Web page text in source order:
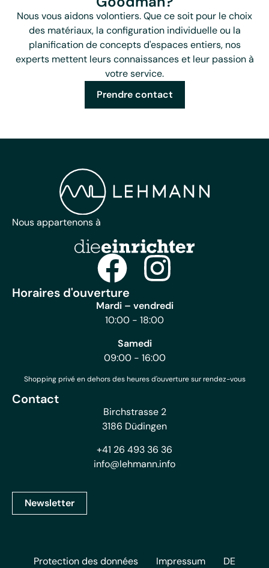
Nous vous aidons volontiers. Que ce soit pour le choix
des matériaux, la configuration individuelle ou la
planification de concepts d'espaces entiers, nos
experts mettent leurs connaissances et leur passion à
votre service.
Prendre contact
Nous appartenons à
Horaires d'ouverture
Mardi – vendredi
10:00 - 18:00
Samedi
09:00 - 16:00
Shopping privé en dehors des heures d'ouverture sur rendez-vous
Contact
Birchstrasse 2
3186 Düdingen
+41 26 493 36 36
info@lehmann.info
Newsletter
Protection des données Impressum DE